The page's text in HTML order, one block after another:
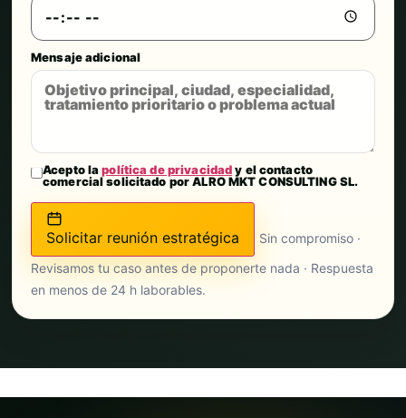
Mensaje adicional
Acepto lapolítica de privacidady el contacto
comercial solicitado por ALRO MKT CONSULTING SL.
Solicitar reunión estratégica
Sin compromiso ·
Revisamos tu caso antes de proponerte nada · Respuesta
en menos de 24 h laborables.